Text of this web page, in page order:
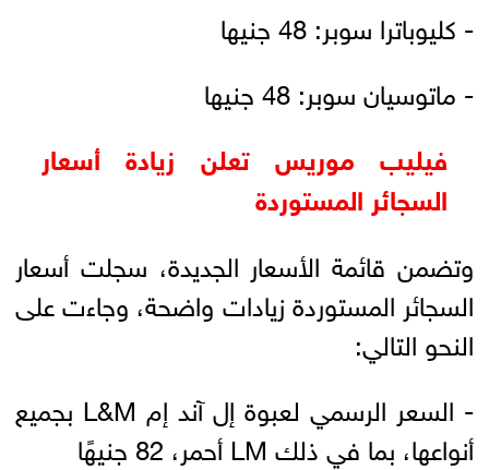
- كليوباترا سوبر: 48 جنيها
- ماتوسيان سوبر: 48 جنيها
فيليب موريس تعلن زيادة أسعار
السجائر المستوردة
وتضمن قائمة الأسعار الجديدة، سجلت أسعار
السجائر المستوردة زيادات واضحة، وجاءت على
النحو التالي:
- السعر الرسمي لعبوة إل آند إم L&M بجميع
أنواعها، بما في ذلك LM أحمر، 82 جنيهًا